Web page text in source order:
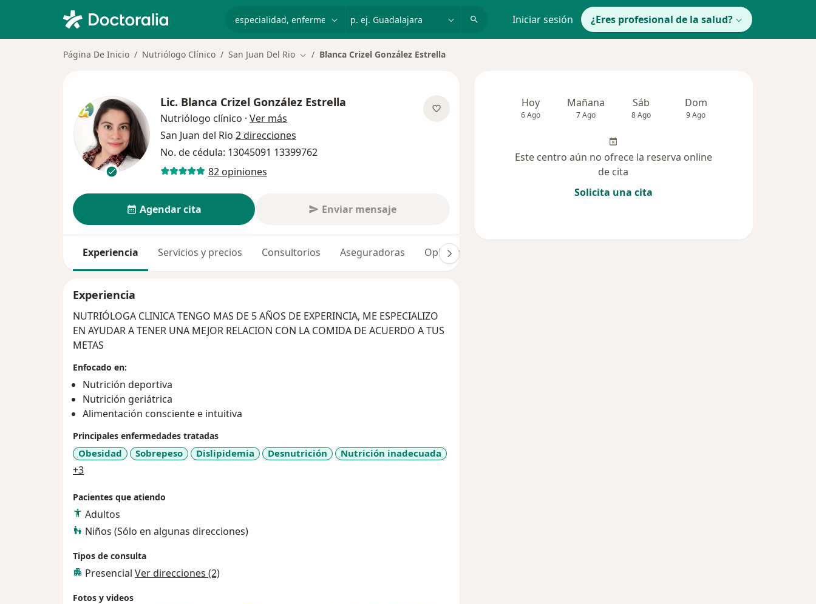
Iniciar sesión ¿Eres profesional de la salud?
Página De Inicio Nutriólogo Clínico San Juan Del Rio Cambiar de ciudad
Blanca Crizel González Estrella
Lic. Blanca Crizel González Estrella
Nutriólogo clínico · Ver más
San Juan del Rio 2 direcciones
No. de cédula: 13045091 13399762
82 opiniones
Agendar cita Enviar mensaje
Experiencia Servicios y precios Consultorios Aseguradoras Opiniones (82)
Experiencia
NUTRIÓLOGA CLINICA TENGO MAS DE 5 AÑOS DE EXPERINCIA, ME ESPECIALIZO
EN AYUDAR A TENER UNA MEJOR RELACION CON LA COMIDA DE ACUERDO A TUS
METAS
Enfocado en:
Nutrición deportiva
Nutrición geriátrica
Alimentación consciente e intuitiva
Principales enfermedades tratadas
Obesidad Sobrepeso Dislipidemia Desnutrición Nutrición inadecuada
+3a11y_sr_more_diseases
Pacientes que atiendo
Adultos
Niños (Sólo en algunas direcciones)
Tipos de consulta
Presencial Ver direcciones (2)
Fotos y videos
Hoy
6 Ago
Mañana
7 Ago
Sáb
8 Ago
Dom
9 Ago
Este centro aún no ofrece la reserva online
de cita
Solicita una cita